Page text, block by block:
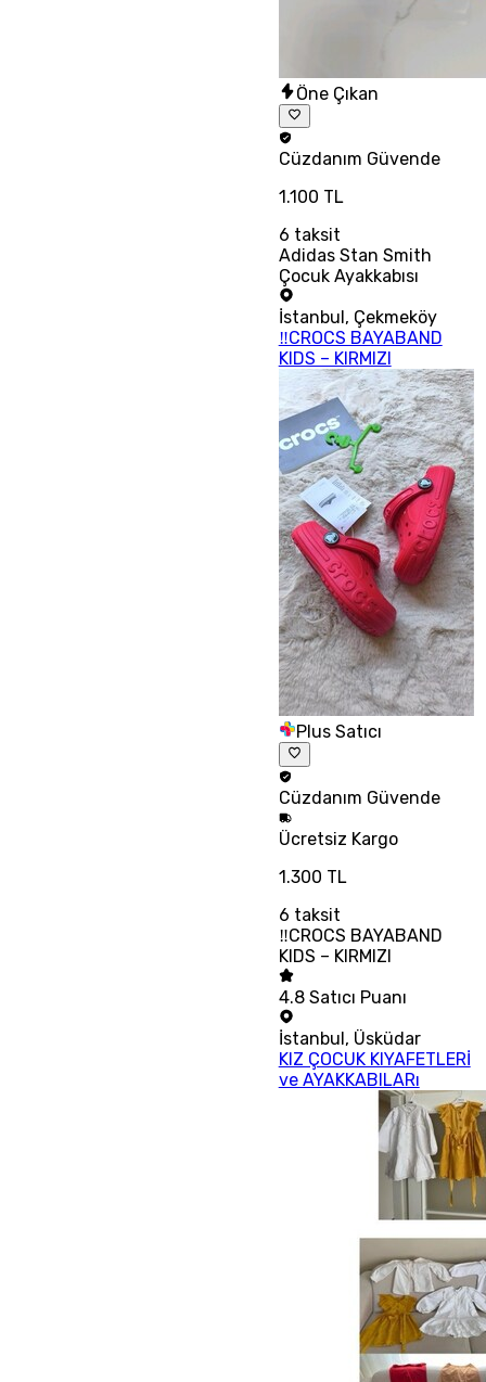
Öne Çıkan
Cüzdanım Güvende
1.100 TL
6 taksit
Adidas Stan Smith
Çocuk Ayakkabısı
İstanbul , Çekmeköy
‼CROCS BAYABAND
KIDS – KIRMIZI
Plus Satıcı
Cüzdanım Güvende
Ücretsiz Kargo
1.300 TL
6 taksit
‼CROCS BAYABAND
KIDS – KIRMIZI
4.8 Satıcı Puanı
İstanbul, Üsküdar
KIZ ÇOCUK KIYAFETLERİ
ve AYAKKABILARı